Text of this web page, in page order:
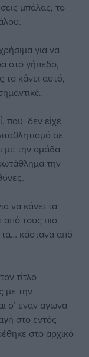
μπάλας, το
για να
στο γήπεδο,
το κάνει αυτό,
που δεν είχε
σε
με την ομάδα
την
να κάνει τα
από τους πιο
κάστανα από
τίτλο
με την
σ’ έναν αγώνα
στο εντός
στο αρχικό